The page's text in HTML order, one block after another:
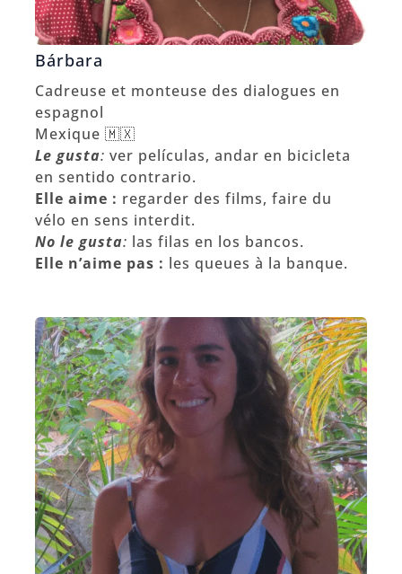
Bárbara
Cadreuse et monteuse des dialogues en
espagnol
Mexique 🇲🇽
Le gusta:ver películas, andar en bicicleta
en sentido contrario.
Elle aime : regarder des films, faire du
vélo en sens interdit.
No le gusta: las filas en los bancos.
Elle n’aime pas : les queues à la banque.